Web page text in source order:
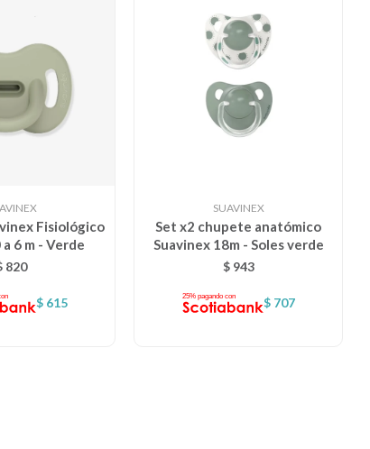
Fisiológico
6 m - Verde
820
$ 615
SUAVINEX
Set x2 chupete anatómico
Suavinex 18m - Soles verde
$ 943
$ 707